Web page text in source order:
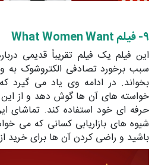
۹- فیلم What Women Want
این فیلم یک فیلم تقریباً قدیمی
سبب برخورد تصادفی الکتروشوک به
بخواند. در ادامه وی یاد می
خواسته های آن ها گوش دهد و از
حرفه ای خود استفاده کند. تماشای
شیوه های بازاریابی کسانی که می
باشید و راضی کردن آن ها برای خرید